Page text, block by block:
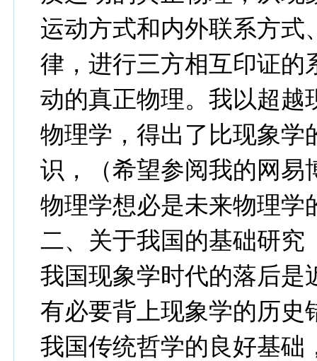
运动方式和内外联系方式
律，进行三方相互印证的
动的真正物理。我以超越
物理学，得出了比现象学
识，（希望参阅我的网易
物理学想必是未来物理学
二、关于我国的基础研究
我国现象学时代的落后是
有必要背上现象学的历史
我国传统哲学的良好基础